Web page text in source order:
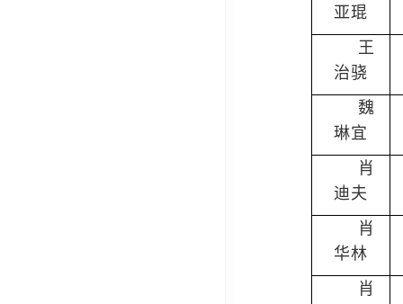
亚琨
王
治骁
魏
琳宜
肖
迪夫
肖
华林
肖